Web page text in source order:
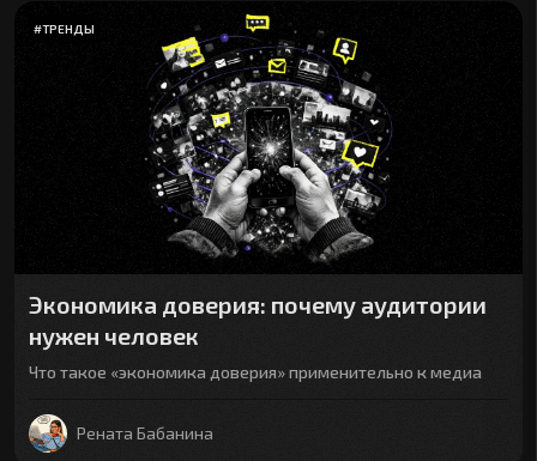
#ТРЕНДЫ
Экономика доверия: почему аудитории
нужен человек
Что такое «экономика доверия» применительно к медиа
Рената Бабанина